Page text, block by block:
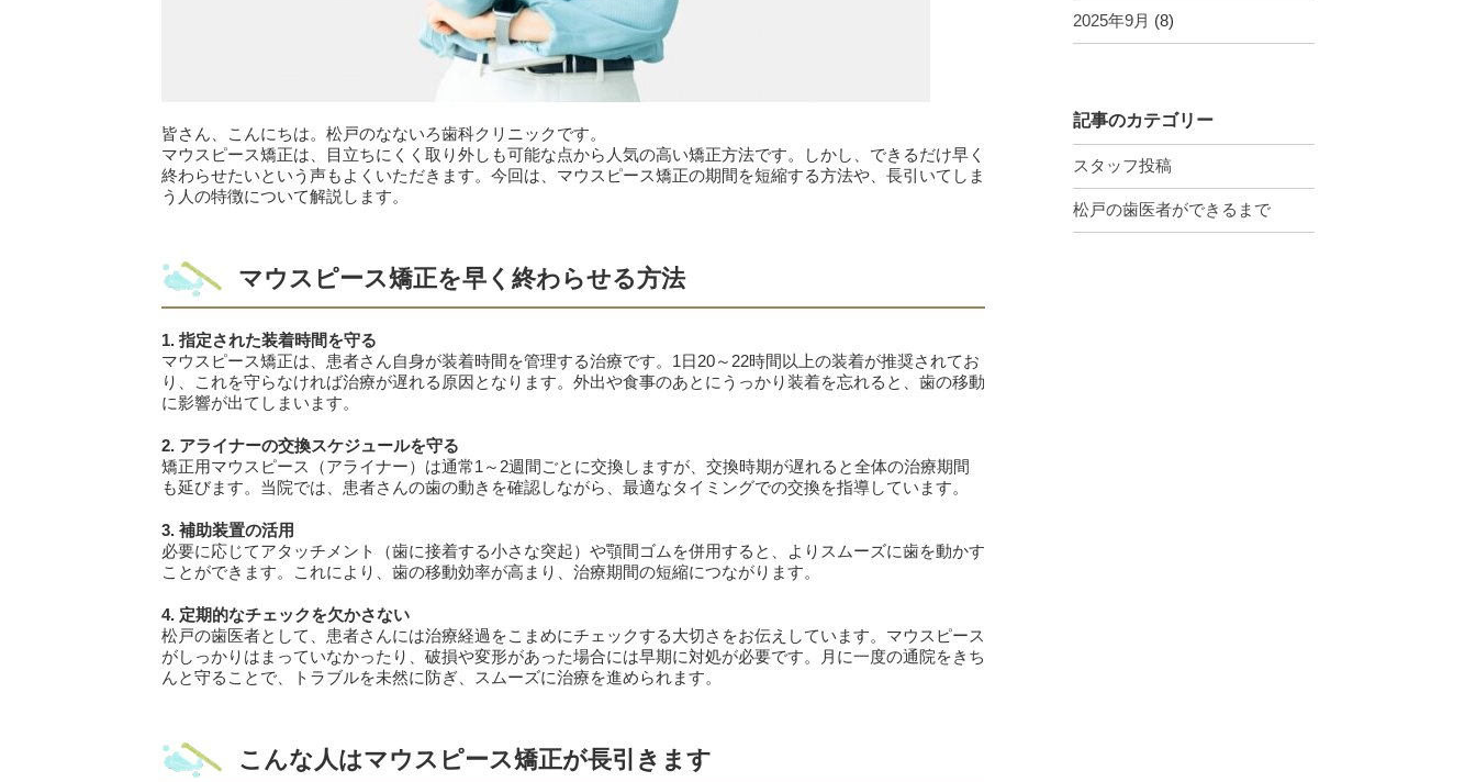
皆さん、こんにちは。松戸のなないろ歯科クリニックです。
マウスピース矯正は、目立ちにくく取り外しも可能な点から人気の高い矯正方法です。しかし、できるだけ早く
終わらせたいという声もよくいただきます。今回は、マウスピース矯正の期間を短縮する方法や、長引いてしま
う人の特徴について解説します。
マウスピース矯正を早く終わらせる方法
1. 指定された装着時間を守る
マウスピース矯正は、患者さん自身が装着時間を管理する治療です。1日20～22時間以上の装着が推奨されてお
り、これを守らなければ治療が遅れる原因となります。外出や食事のあとにうっかり装着を忘れると、歯の移動
に影響が出てしまいます。
2. アライナーの交換スケジュールを守る
矯正用マウスピース（アライナー）は通常1～2週間ごとに交換しますが、交換時期が遅れると全体の治療期間
も延びます。当院では、患者さんの歯の動きを確認しながら、最適なタイミングでの交換を指導しています。
3. 補助装置の活用
必要に応じてアタッチメント（歯に接着する小さな突起）や顎間ゴムを併用すると、よりスムーズに歯を動かす
ことができます。これにより、歯の移動効率が高まり、治療期間の短縮につながります。
4. 定期的なチェックを欠かさない
松戸の歯医者として、患者さんには治療経過をこまめにチェックする大切さをお伝えしています。マウスピース
がしっかりはまっていなかったり、破損や変形があった場合には早期に対処が必要です。月に一度の通院をきち
んと守ることで、トラブルを未然に防ぎ、スムーズに治療を進められます。
こんな人はマウスピース矯正が長引きます
2025年9月 (8)
記事のカテゴリー
スタッフ投稿
松戸の歯医者ができるまで